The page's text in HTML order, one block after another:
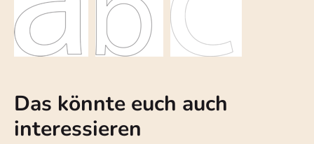
Das könnte euch auch
interessieren